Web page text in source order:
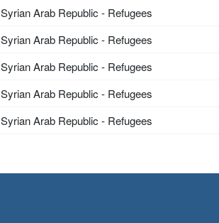
Syrian Arab Republic - Refugees
Syrian Arab Republic - Refugees
Syrian Arab Republic - Refugees
Syrian Arab Republic - Refugees
Syrian Arab Republic - Refugees